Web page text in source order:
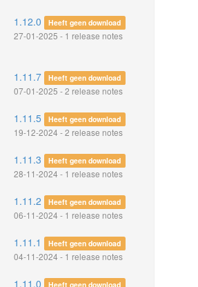
1.12.0 Heeft geen download
27-01-2025 - 1 release notes
1.11.7 Heeft geen download
07-01-2025 - 2 release notes
1.11.5 Heeft geen download
19-12-2024 - 2 release notes
1.11.3 Heeft geen download
28-11-2024 - 1 release notes
1.11.2 Heeft geen download
06-11-2024 - 1 release notes
1.11.1 Heeft geen download
04-11-2024 - 1 release notes
1.11.0 Heeft geen download